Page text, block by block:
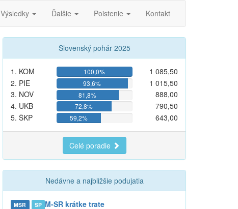
Výsledky Ďalšie Poistenie Kontakt
Slovenský pohár 2025
1. KOM 100,0%
1 085,50
2. PIE
93,6%
1 015,50
3. NOV
81,8%
888,00
4. UKB
72,8%
790,50
5. ŠKP
59,2% 643,00
Celé poradie
Nedávne a najbližšie podujatia
MSR SP M-SR krátke trate